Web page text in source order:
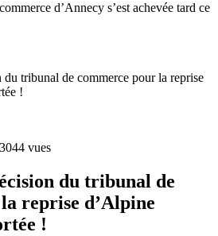
d’Annecy s’est achevée tard ce
vues
du tribunal de
reprise d’Alpine
!